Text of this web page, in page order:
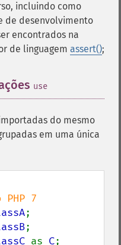
incluindo como
de desenvolvimento
encontrados na
de linguagem assert();
use
do mesmo
em uma única
;
;
as C;